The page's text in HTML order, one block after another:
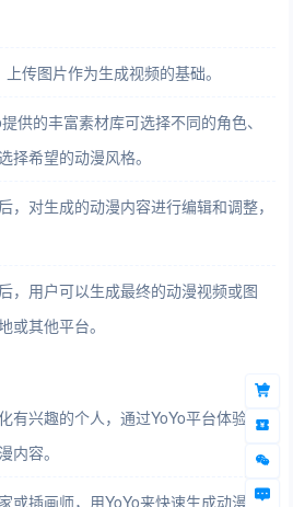
传图片作为生成视频的基础。
供的丰富素材库可选择不同的角色、
择希望的动漫风格。
，对生成的动漫内容进行编辑和调整，
，用户可以生成最终的动漫视频或图
或其他平台。
有兴趣的个人，通过YoYo平台体验动
内容。
或插画师，用YoYo来快速生成动漫图